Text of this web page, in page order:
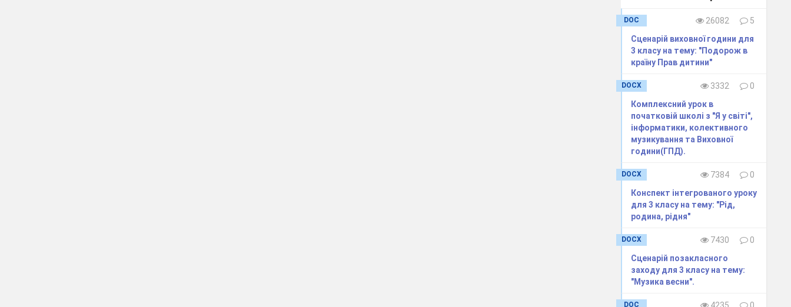
DOC 26082
5
Сценарій виховної години для
3 класу на тему: "Подорож в
країну Прав дитини"
DOCX 3332
0
Комплексний урок в
початковій школі з "Я у світі",
інформатики, колективного
музикування та Виховної
години(ГПД).
DOCX 7384
0
Конспект інтегрованого уроку
для 3 класу на тему: "Рід,
родина, рідня"
DOCX 7430
0
Сценарій позакласного
заходу для 3 класу на тему:
"Музика весни".
DOC